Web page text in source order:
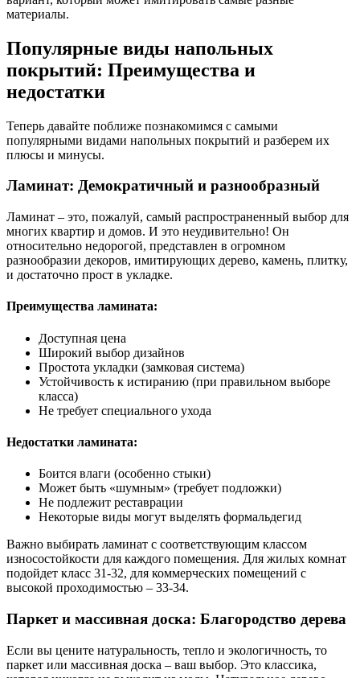
материалы.
Популярные виды напольных
покрытий: Преимущества и
недостатки
Теперь давайте поближе познакомимся с самыми
популярными видами напольных покрытий и разберем их
плюсы и минусы.
Ламинат: Демократичный и разнообразный
Ламинат – это, пожалуй, самый распространенный выбор для
многих квартир и домов. И это неудивительно! Он
относительно недорогой, представлен в огромном
разнообразии декоров, имитирующих дерево, камень, плитку,
и достаточно прост в укладке.
Преимущества ламината:
Доступная цена
Широкий выбор дизайнов
Простота укладки (замковая система)
Устойчивость к истиранию (при правильном выборе
класса)
Не требует специального ухода
Недостатки ламината:
Боится влаги (особенно стыки)
Может быть «шумным» (требует подложки)
Не подлежит реставрации
Некоторые виды могут выделять формальдегид
Важно выбирать ламинат с соответствующим классом
износостойкости для каждого помещения. Для жилых комнат
подойдет класс 31-32, для коммерческих помещений с
высокой проходимостью – 33-34.
Паркет и массивная доска: Благородство дерева
Если вы цените натуральность, тепло и экологичность, то
паркет или массивная доска – ваш выбор. Это классика,